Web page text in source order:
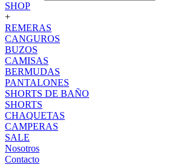
SHOP
+
REMERAS
CANGUROS
BUZOS
CAMISAS
BERMUDAS
PANTALONES
SHORTS DE BAÑO
SHORTS
CHAQUETAS
CAMPERAS
SALE
Nosotros
Contacto